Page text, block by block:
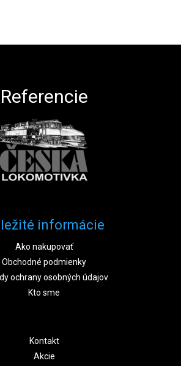
Referencie
informácie
Ako nakupovať
Obchodné podmienky
ochrany osobných údajov
Kto sme
Kontakt
Akcie